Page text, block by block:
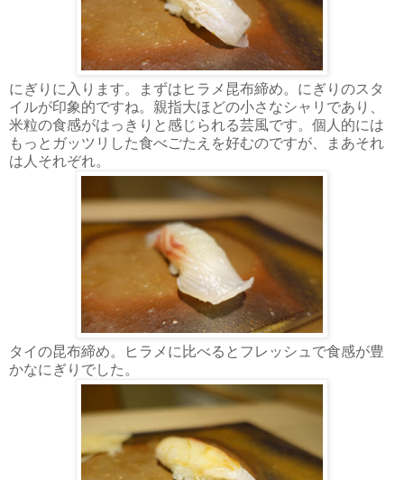
にぎりに入ります。まずはヒラメ昆布締め。にぎりのスタ
イルが印象的ですね。親指大ほどの小さなシャリであり、
米粒の食感がはっきりと感じられる芸風です。個人的には
もっとガッツリした食べごたえを好むのですが、まあそれ
は人それぞれ。
タイの昆布締め。ヒラメに比べるとフレッシュで食感が豊
かなにぎりでした。